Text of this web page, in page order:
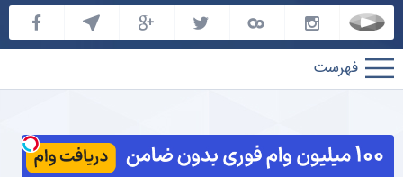
پارس
فوتبال